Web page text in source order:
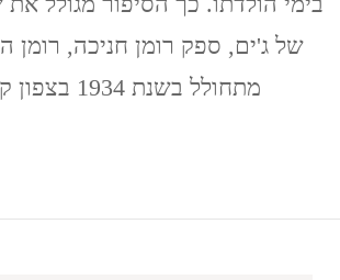
של ג'ים, ספק רומן חניכה, רומן
מתחולל בשנת 1934 בצפון קרוליינה.